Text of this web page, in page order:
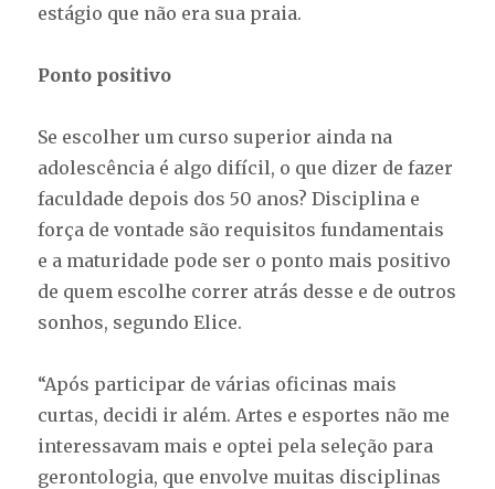
estágio que não era sua praia.
Ponto positivo
Se escolher um curso superior ainda na
adolescência é algo difícil, o que dizer de fazer
faculdade depois dos 50 anos? Disciplina e
força de vontade são requisitos fundamentais
e a maturidade pode ser o ponto mais positivo
de quem escolhe correr atrás desse e de outros
sonhos, segundo Elice.
“Após participar de várias oficinas mais
curtas, decidi ir além. Artes e esportes não me
interessavam mais e optei pela seleção para
gerontologia, que envolve muitas disciplinas